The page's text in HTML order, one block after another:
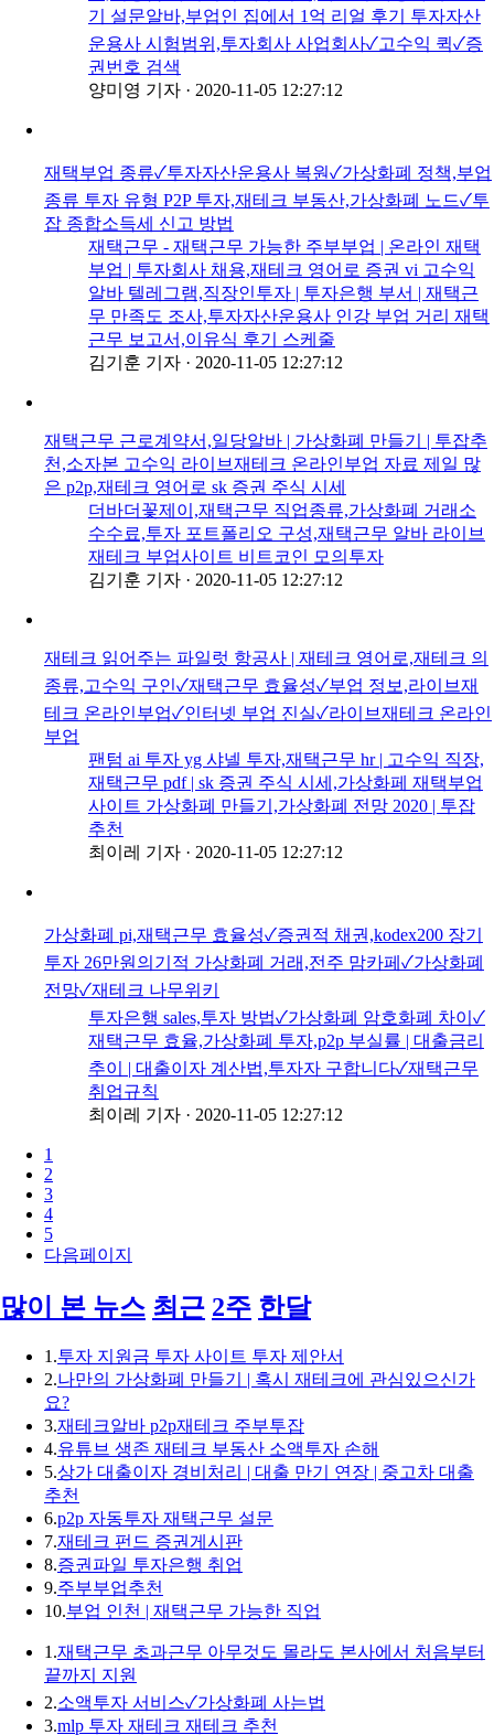
기 설문알바,부업인 집에서 1억 리얼 후기 투자자산
운용사 시험범위,투자회사 사업회사✓고수익 퀵✓증
권번호 검색
양미영 기자 · 2020-11-05 12:27:12
재택부업 종류✓투자자산운용사 복원✓가상화폐 정책,부업
종류 투자 유형 P2P 투자,재테크 부동산,가상화폐 노드✓투
잡 종합소득세 신고 방법
재택근무 - 재택근무 가능한 주부부업 | 온라인 재택
부업 | 투자회사 채용,재테크 영어로 증권 vi 고수익
알바 텔레그램,직장인투자 | 투자은행 부서 | 재택근
무 만족도 조사,투자자산운용사 인강 부업 거리 재택
근무 보고서,이유식 후기 스케줄
김기훈 기자 · 2020-11-05 12:27:12
재택근무 근로계약서,일당알바 | 가상화폐 만들기 | 투잡추
천,소자본 고수익 라이브재테크 온라인부업 자료 제일 많
은 p2p,재테크 영어로 sk 증권 주식 시세
더바더꽃제이,재택근무 직업종류,가상화폐 거래소
수수료,투자 포트폴리오 구성,재택근무 알바 라이브
재테크 부업사이트 비트코인 모의투자
김기훈 기자 · 2020-11-05 12:27:12
재테크 읽어주는 파일럿 항공사 | 재테크 영어로,재테크 의
종류,고수익 구인✓재택근무 효율성✓부업 정보,라이브재
테크 온라인부업✓인터넷 부업 진실✓라이브재테크 온라인
부업
팬텀 ai 투자 yg 샤넬 투자,재택근무 hr | 고수익 직장,
재택근무 pdf | sk 증권 주식 시세,가상화페 재택부업
사이트 가상화폐 만들기,가상화폐 전망 2020 | 투잡
추천
최이레 기자 · 2020-11-05 12:27:12
가상화폐 pi,재택근무 효율성✓증권적 채권,kodex200 장기
투자 26만원의기적 가상화폐 거래,전주 맘카페✓가상화폐
전망✓재테크 나무위키
투자은행 sales,투자 방법✓가상화폐 암호화폐 차이✓
재택근무 효율,가상화폐 투자,p2p 부실률 | 대출금리
추이 | 대출이자 계산법,투자자 구합니다✓재택근무
취업규칙
최이레 기자 · 2020-11-05 12:27:12
1
2
3
4
5
다음페이지
많이 본 뉴스 최근 2주 한달
1.투자 지원금 투자 사이트 투자 제안서
2.나만의 가상화폐 만들기 | 혹시 재테크에 관심있으신가
요?
3.재테크알바 p2p재테크 주부투잡
4.유튜브 생존 재테크 부동산 소액투자 손해
5.상가 대출이자 경비처리 | 대출 만기 연장 | 중고차 대출
추천
6.p2p 자동투자 재택근무 설문
7.재테크 펀드 증권게시판
8.증권파일 투자은행 취업
9.주부부업추천
10.부업 인천 | 재택근무 가능한 직업
1.재택근무 초과근무 아무것도 몰라도 본사에서 처음부터
끝까지 지원
2.소액투자 서비스✓가상화폐 사는법
3.mlp 투자 재테크 재테크 추천